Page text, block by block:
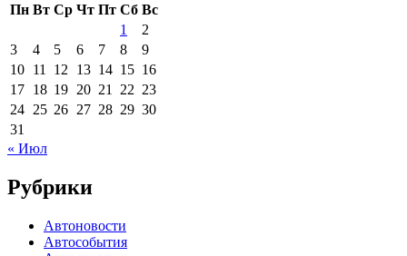
Пн Вт Ср Чт Пт Сб Вс
1
2
3
4 5 6 7 8
9
10 11 12 13 14 15 16
17 18 19 20 21 22 23
24 25 26 27 28 29 30
31
« Июл
Рубрики
Автоновости
Автособытия